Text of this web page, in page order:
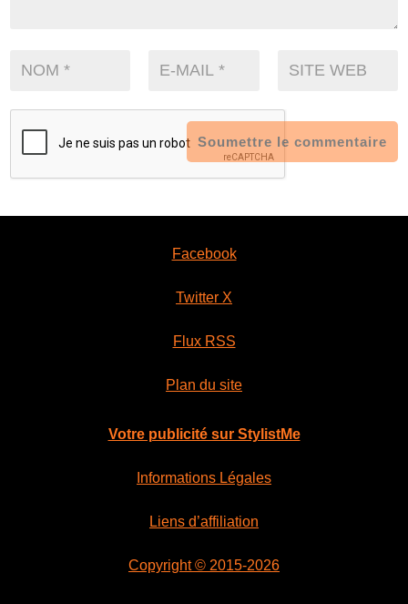
Soumettre le commentaire
Facebook
Twitter X
Flux RSS
Plan du site
Votre publicité sur StylistMe
Informations Légales
Liens d’affiliation
Copyright © 2015-2026